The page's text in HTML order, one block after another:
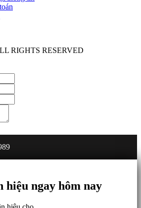
RIGHTS RESERVED
hiệu ngay hôm nay